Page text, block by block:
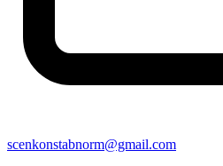
scenkonstabnorm@gmail.com